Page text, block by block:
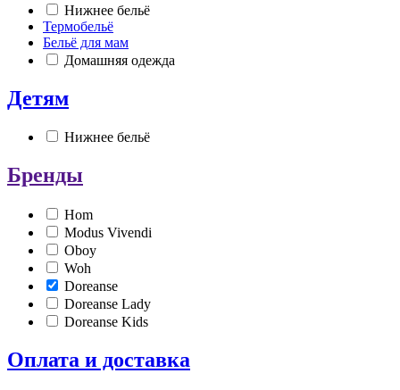
Нижнее бельё
Термобельё
Бельё для мам
Домашняя одежда
Детям
Нижнее бельё
Бренды
Hom
Modus Vivendi
Oboy
Woh
Doreanse
Doreanse Lady
Doreanse Kids
Оплата и доставка